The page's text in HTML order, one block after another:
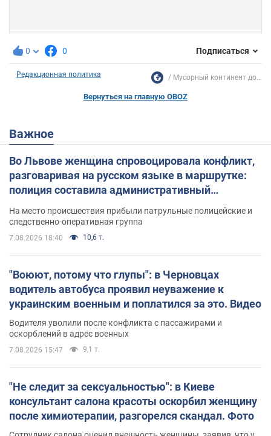
0 0 Подписаться
Редакционная политика Мусорный континент до...
Вернуться на главную OBOZ
Важное
Во Львове женщина спровоцировала конфликт,
разговаривая на русском языке в маршрутке:
полиция составила административный
На место происшествия прибыли патрульные полицейские и
следственно-оперативная группа
7.08.2026 18:40 10,6 т.
"Воюют, потому что глупы": в Черновцах
водитель автобуса проявил неуважение к
украинским военным и поплатился за это. Видео
Водителя уволили после конфликта с пассажирами и
оскорблений в адрес военных
7.08.2026 15:47 9,1 т.
"Не следит за сексуальностью": в Киеве
консультант салона красоты оскорбил женщину
после химиотерапии, разгорелся скандал. Фото